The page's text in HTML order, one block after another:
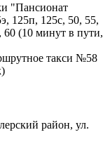
"Пансионат
125п, 125с, 50, 55,
60 (10 минут в пути,
такси №58
район, ул.